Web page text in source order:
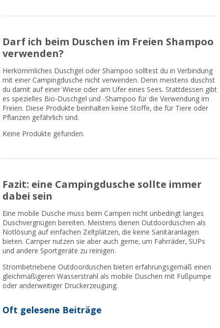
Darf ich beim Duschen im Freien Shampoo
verwenden?
Herkömmliches Duschgel oder Shampoo solltest du in Verbindung
mit einer Campingdusche nicht verwenden. Denn meistens duschst
du damit auf einer Wiese oder am Ufer eines Sees. Stattdessen gibt
es spezielles Bio-Duschgel und -Shampoo für die Verwendung im
Freien. Diese Produkte beinhalten keine Stoffe, die für Tiere oder
Pflanzen gefährlich sind.
Keine Produkte gefunden.
Fazit: eine Campingdusche sollte immer
dabei sein
Eine mobile Dusche muss beim Campen nicht unbedingt langes
Duschvergnügen bereiten. Meistens dienen Outdoorduschen als
Notlösung auf einfachen Zeltplätzen, die keine Sanitäranlagen
bieten. Camper nutzen sie aber auch gerne, um Fahrräder, SUPs
und andere Sportgeräte zu reinigen.
Strombetriebene Outdoorduschen bieten erfahrungsgemäß einen
gleichmäßigeren Wasserstrahl als mobile Duschen mit Fußpumpe
oder anderweitiger Druckerzeugung.
Oft gelesene Beiträge